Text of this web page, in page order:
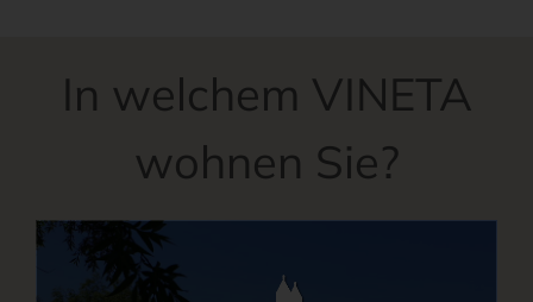
In welchem VINETA
wohnen Sie?